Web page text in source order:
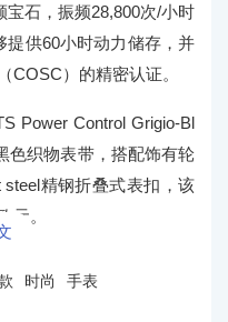
石，振频28,800次/小时
提供60小时动力储存，并
COSC）的精密认证。
Power Control Grigio-Bl
色织物表带，搭配饰有轮
精钢折叠式表扣，该
元。
时尚 手表